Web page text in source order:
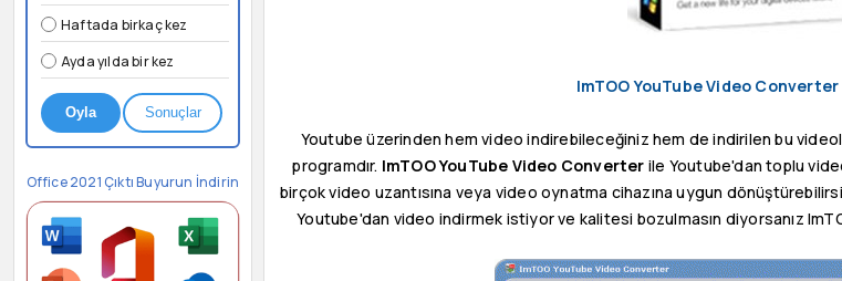
Haftada birkaç kez
Ayda yılda bir kez
Oyla Sonuçlar
Office 2021 Çıktı Buyurun İndirin
ImTOO YouTube Video
Youtube üzerinden hem video indirebileceğiniz hem de indirilen bu
programdır. ImTOO YouTube Video Converter ile Youtube'dan toplu
birçok video uzantısına veya video oynatma cihazına uygun
Youtube'dan video indirmek istiyor ve kalitesi bozulmasın diyorsanız